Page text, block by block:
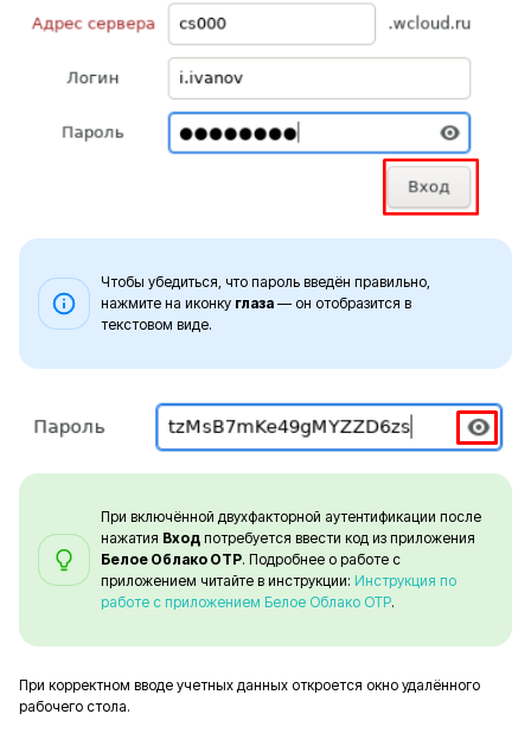
Чтобы убедиться, что пароль введён правильно,
нажмите на иконку глаза— он отобразится в
текстовом виде.
При включённой двухфакторной аутентификации после
нажатия Входпотребуется ввести код из приложения
Белое Облако OTP. Подробнее о работе с
приложением читайте в инструкции: Инструкция по
работе с приложением Белое Облако OTP.
При корректном вводе учетных данных откроется окно удалённого
рабочего стола.